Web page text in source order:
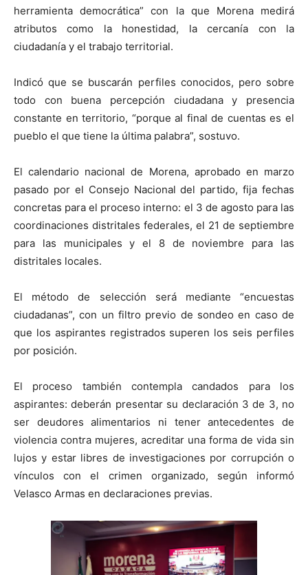
herramienta democrática” con la que Morena medirá
atributos como la honestidad, la cercanía con la
ciudadanía y el trabajo territorial.
Indicó que se buscarán perfiles conocidos, pero sobre
todo con buena percepción ciudadana y presencia
constante en territorio, “porque al final de cuentas es el
pueblo el que tiene la última palabra”, sostuvo.
El calendario nacional de Morena, aprobado en marzo
pasado por el Consejo Nacional del partido, fija fechas
concretas para el proceso interno: el 3 de agosto para las
coordinaciones distritales federales, el 21 de septiembre
para las municipales y el 8 de noviembre para las
distritales locales.
El método de selección será mediante “encuestas
ciudadanas”, con un filtro previo de sondeo en caso de
que los aspirantes registrados superen los seis perfiles
por posición.
El proceso también contempla candados para los
aspirantes: deberán presentar su declaración 3 de 3, no
ser deudores alimentarios ni tener antecedentes de
violencia contra mujeres, acreditar una forma de vida sin
lujos y estar libres de investigaciones por corrupción o
vínculos con el crimen organizado, según informó
Velasco Armas en declaraciones previas.